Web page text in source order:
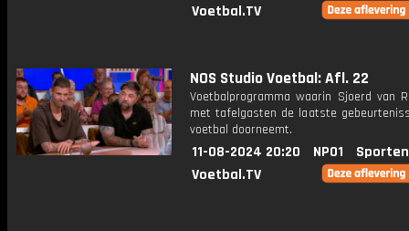
Voetbal.TV
NOS Studio Voetbal: Afl. 22
Voetbalprogramma waarin Sjoerd van
met tafelgasten de laatste
voetbal doorneemt.
11-08-2024 20:20 NPO1
Voetbal.TV